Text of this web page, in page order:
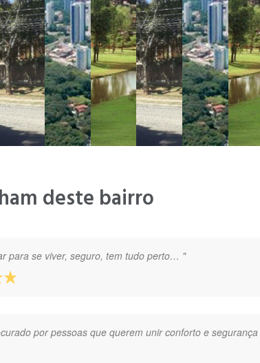
deste bairro
para se viver, seguro, tem tudo perto… "
por pessoas que querem unir conforto e